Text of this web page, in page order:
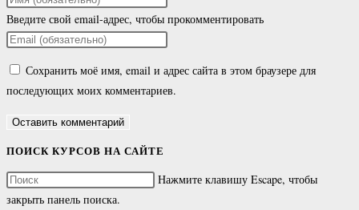
Введите свой email-адрес, чтобы прокомментировать
Сохранить моё имя, email и адрес сайта в этом браузере для
последующих моих комментариев.
ПОИСК КУРСОВ НА САЙТЕ
Нажмите клавишу Escape, чтобы
закрыть панель поиска.